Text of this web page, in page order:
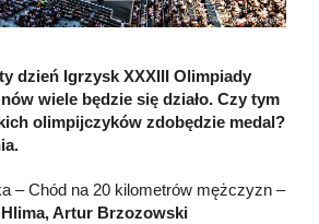
dzień Igrzysk XXXIII Olimpiady
wiele będzie się działo. Czy tym
olimpijczyków zdobędzie medal?
– Chód na 20 kilometrów mężczyzn –
Artur Brzozowski